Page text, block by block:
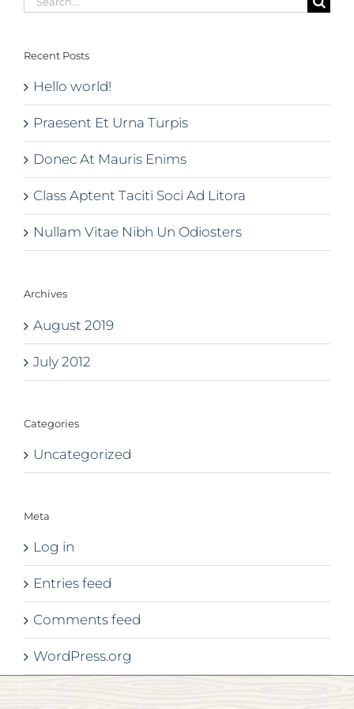
Recent Posts
Hello world!
Praesent Et Urna Turpis
Donec At Mauris Enims
Class Aptent Taciti Soci Ad Litora
Nullam Vitae Nibh Un Odiosters
Archives
August 2019
July 2012
Categories
Uncategorized
Meta
Log in
Entries feed
Comments feed
WordPress.org